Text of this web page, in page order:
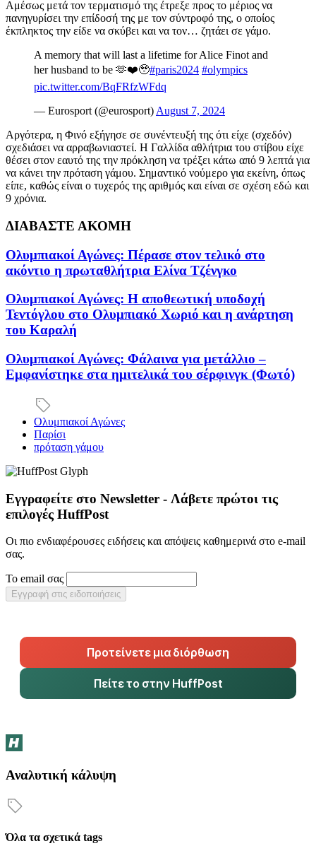
Αμέσως μετά τον τερματισμό της έτρεξε προς το μέριος να
πανηγυρίσει την επίδοσή της με τον σύντροφό της, ο οποίος
έκπληκτος την είδε να σκύβει και να τον… ζητάει σε γάμο.
A memory that will last a lifetime for Alice Finot and
her husband to be 🫶❤️🥹#paris2024 #olympics
pic.twitter.com/BqFRfzWFdq
— Eurosport (@eurosport) August 7, 2024
Αργότερα, η Φινό εξήγησε σε συνέντευξή της ότι είχε (σχεδόν)
σχεδιάσει να αρραβωνιαστεί. Η Γαλλίδα αθλήτρια του στίβου είχε
θέσει στον εαυτό της την πρόκληση να τρέξει κάτω από 9 λεπτά για
να κάνει την πρόταση γάμου. Σημαντικό νούμερο για εκείνη, όπως
είπε, καθώς είναι ο τυχερός της αριθμός και είναι σε σχέση εδώ και
9 χρόνια.
ΔΙΑΒΑΣΤΕ ΑΚΟΜΗ
Ολυμπιακοί Αγώνες: Πέρασε στον τελικό στο
ακόντιο η πρωταθλήτρια Ελίνα Τζένγκο
Ολυμπιακοί Αγώνες: Η αποθεωτική υποδοχή
Τεντόγλου στο Ολυμπιακό Χωριό και η ανάρτηση
του Καραλή
Ολυμπιακοί Αγώνες: Φάλαινα για μετάλλιο –
Εμφανίστηκε στα ημιτελικά του σέρφινγκ (Φωτό)
Ολυμπιακοί Αγώνες
Παρίσι
πρόταση γάμου
Εγγραφείτε στο Newsletter - Λάβετε πρώτοι τις
επιλογές HuffPost
Οι πιο ενδιαφέρουσες ειδήσεις και απόψεις καθημερινά στο e-mail
σας.
Το email σας
Εγγραφή στις ειδοποιήσεις
Προτείνετε μια διόρθωση
Πείτε το στην HuffPost
Αναλυτική κάλυψη
Όλα τα σχετικά tags